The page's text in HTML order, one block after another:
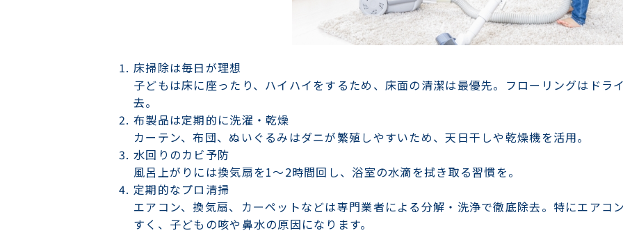
床掃除は毎日が理想
子どもは床に座ったり、ハイハイをするため、床面の清潔は最優先。フローリングはドラ
去。
布製品は定期的に洗濯・乾燥
カーテン、布団、ぬいぐるみはダニが繁殖しやすいため、天日干しや乾燥機を活用。
水回りのカビ予防
風呂上がりには換気扇を1〜2時間回し、浴室の水滴を拭き取る習慣を。
定期的なプロ清掃
エアコン、換気扇、カーペットなどは専門業者による分解・洗浄で徹底除去。特にエアコ
すく、子どもの咳や鼻水の原因になります。